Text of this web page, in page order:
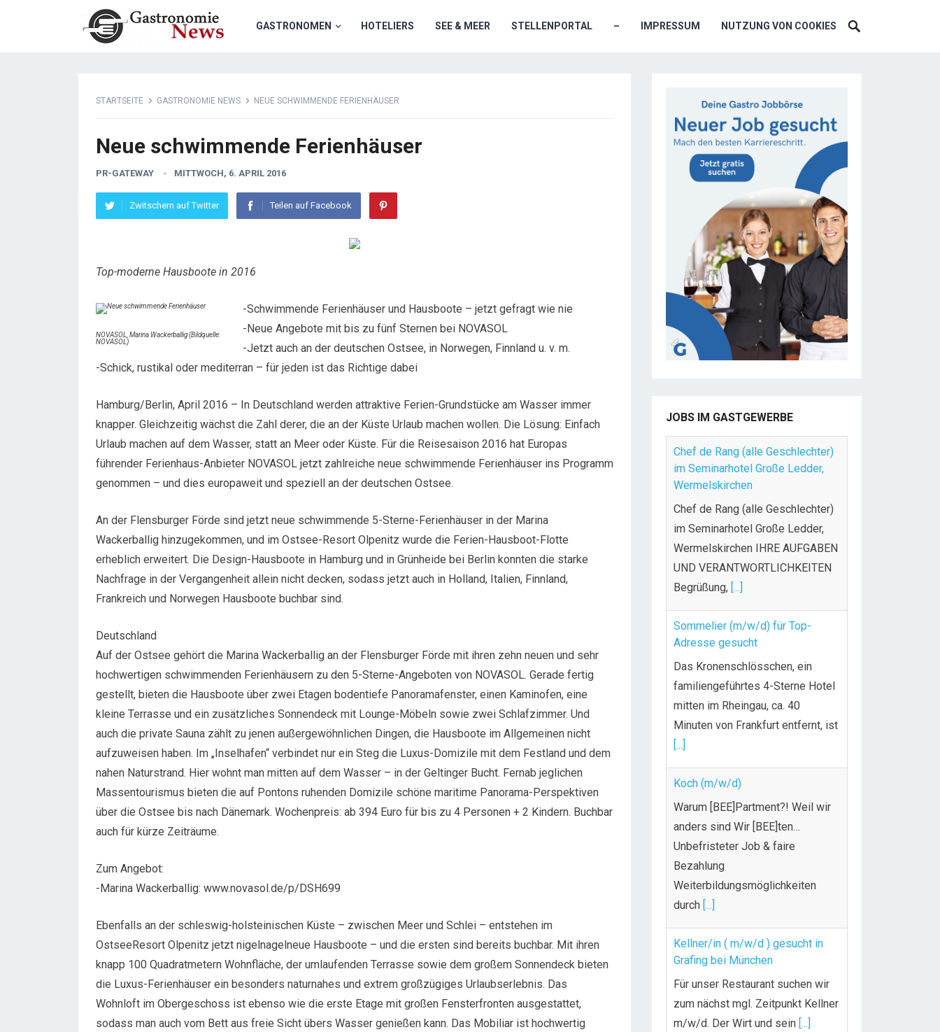
GASTRONOMEN HOTELIERS SEE & MEER STELLENPORTAL – IMPRESSUM NUTZUNG VON COOKIES
STARTSEITE GASTRONOMIE NEWS NEUE SCHWIMMENDE FERIENHÄUSER
Neue schwimmende Ferienhäuser
PR-GATEWAY MITTWOCH, 6. APRIL 2016
Zwitschern auf Twitter Teilen auf Facebook
Top-moderne Hausboote in 2016
NOVASOL, Marina Wackerballig (Bildquelle:
NOVASOL)
-Schwimmende Ferienhäuser und Hausboote – jetzt gefragt wie nie
-Neue Angebote mit bis zu fünf Sternen bei NOVASOL
-Jetzt auch an der deutschen Ostsee, in Norwegen, Finnland u. v. m.
-Schick, rustikal oder mediterran – für jeden ist das Richtige dabei
Hamburg/Berlin, April 2016 – In Deutschland werden attraktive Ferien-Grundstücke am Wasser immer
knapper. Gleichzeitig wächst die Zahl derer, die an der Küste Urlaub machen wollen. Die Lösung: Einfach
Urlaub machen auf dem Wasser, statt an Meer oder Küste. Für die Reisesaison 2016 hat Europas
führender Ferienhaus-Anbieter NOVASOL jetzt zahlreiche neue schwimmende Ferienhäuser ins Programm
genommen – und dies europaweit und speziell an der deutschen Ostsee.
An der Flensburger Förde sind jetzt neue schwimmende 5-Sterne-Ferienhäuser in der Marina
Wackerballig hinzugekommen, und im Ostsee-Resort Olpenitz wurde die Ferien-Hausboot-Flotte
erheblich erweitert. Die Design-Hausboote in Hamburg und in Grünheide bei Berlin konnten die starke
Nachfrage in der Vergangenheit allein nicht decken, sodass jetzt auch in Holland, Italien, Finnland,
Frankreich und Norwegen Hausboote buchbar sind.
Deutschland
Auf der Ostsee gehört die Marina Wackerballig an der Flensburger Förde mit ihren zehn neuen und sehr
hochwertigen schwimmenden Ferienhäusern zu den 5-Sterne-Angeboten von NOVASOL. Gerade fertig
gestellt, bieten die Hausboote über zwei Etagen bodentiefe Panoramafenster, einen Kaminofen, eine
kleine Terrasse und ein zusätzliches Sonnendeck mit Lounge-Möbeln sowie zwei Schlafzimmer. Und
auch die private Sauna zählt zu jenen außergewöhnlichen Dingen, die Hausboote im Allgemeinen nicht
aufzuweisen haben. Im „Inselhafen“ verbindet nur ein Steg die Luxus-Domizile mit dem Festland und dem
nahen Naturstrand. Hier wohnt man mitten auf dem Wasser – in der Geltinger Bucht. Fernab jeglichen
Massentourismus bieten die auf Pontons ruhenden Domizile schöne maritime Panorama-Perspektiven
über die Ostsee bis nach Dänemark. Wochenpreis: ab 394 Euro für bis zu 4 Personen + 2 Kindern. Buchbar
auch für kürze Zeiträume.
Zum Angebot:
-Marina Wackerballig: www.novasol.de/p/DSH699
Ebenfalls an der schleswig-holsteinischen Küste – zwischen Meer und Schlei – entstehen im
OstseeResort Olpenitz jetzt nigelnagelneue Hausboote – und die ersten sind bereits buchbar. Mit ihren
knapp 100 Quadratmetern Wohnfläche, der umlaufenden Terrasse sowie dem großem Sonnendeck bieten
die Luxus-Ferienhäuser ein besonders naturnahes und extrem großzügiges Urlaubserlebnis. Das
Wohnloft im Obergeschoss ist ebenso wie die erste Etage mit großen Fensterfronten ausgestattet,
sodass man auch vom Bett aus freie Sicht übers Wasser genießen kann. Das Mobiliar ist hochwertig
JOBS IM GASTGEWERBE
Chef de Rang (alle Geschlechter)
im Seminarhotel Große Ledder,
Wermelskirchen
Chef de Rang (alle Geschlechter)
im Seminarhotel Große Ledder,
Wermelskirchen IHRE AUFGABEN
UND VERANTWORTLICHKEITEN
Begrüßung, [...]
Sommelier (m/w/d) für Top-
Adresse gesucht
Das Kronenschlösschen, ein
familiengeführtes 4-Sterne Hotel
mitten im Rheingau, ca. 40
Minuten von Frankfurt entfernt, ist
[...]
Koch (m/w/d)
Warum [BEE]Partment?! Weil wir
anders sind Wir [BEE]ten…
Unbefristeter Job & faire
Bezahlung
Weiterbildungsmöglichkeiten
durch [...]
Kellner/in ( m/w/d ) gesucht in
Grafing bei München
Für unser Restaurant suchen wir
zum nächst mgl. Zeitpunkt Kellner
m/w/d. Der Wirt und sein [...]